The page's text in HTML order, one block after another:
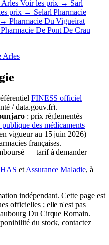
Arles Voir les prix → Sarl
prix → Selarl Pharmacie
→ Pharmacie Du Vigueirat
De Pont De Crau
Arles
FINESS officiel
/ data.gouv.fr).
: prix réglementés
publique des médicaments
vigueur au 15 juin 2026) —
françaises.
— tarif à demander
HAS et Assurance Maladie, à
indépendant. Cette page est
officielles ; elle n'est pas
Du Cirque Romain.
du stock, contactez